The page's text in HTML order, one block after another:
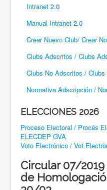
Intranet 2.0
Manual Intranet 2.0
Crear Nuevo Club/ Crear
Clubs Adscritos / Clubs
Clubs No Adscritos /
Normativa Adscripción /
ELECCIONES 2026
Proceso Electoral / Procés
ELECDEP GVA
Voto Electrónico / Vot
Circular 07/
de